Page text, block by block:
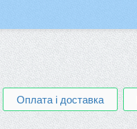
Оплата і доставка